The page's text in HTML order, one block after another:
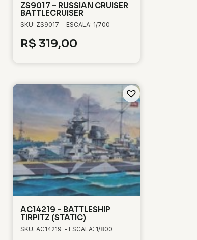
ZS9017 – RUSSIAN CRUISER
BATTLECRUISER
SKU: ZS9017 - ESCALA: 1/700
R$ 319,00
AC14219 – BATTLESHIP
TIRPITZ (STATIC)
SKU: AC14219 - ESCALA: 1/800